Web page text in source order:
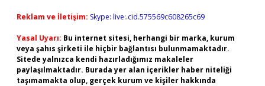
Reklam ve İletişim: Skype: live:.cid.575569c608265c69
Yasal Uyarı: Bu internet sitesi, herhangi bir marka, kurum
veya şahıs şirketi ile hiçbir bağlantısı bulunmamaktadır.
Sitede yalnızca kendi hazırladığımız makaleler
paylaşılmaktadır. Burada yer alan içerikler haber niteliği
taşımamakta olup, gerçek kurum ve kişiler hakkında